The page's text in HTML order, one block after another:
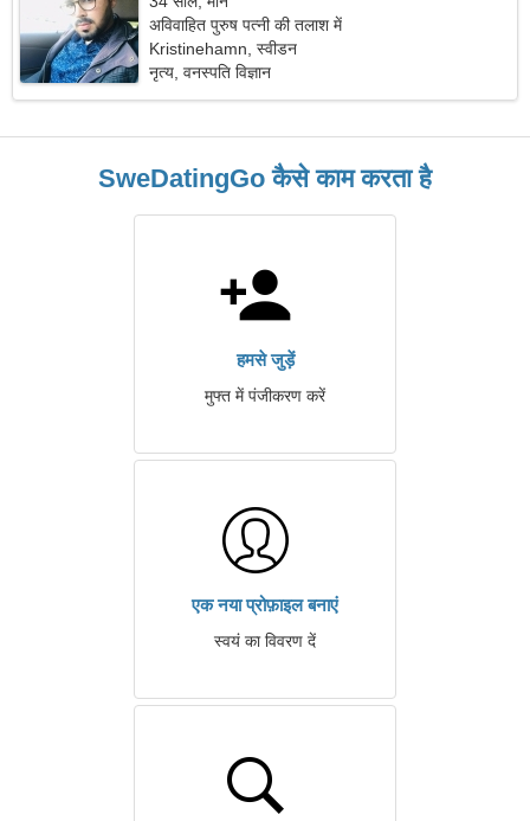
अविवाहित पुरुष पत्नी की तलाश में
Kristinehamn, स्वीडन
नृत्य, वनस्पति विज्ञान
SweDatingGo कैसे काम करता है
हमसे जुड़ें
मुफ्त में पंजीकरण करें
एक नया प्रोफ़ाइल बनाएं
स्वयं का विवरण दें